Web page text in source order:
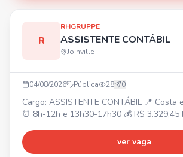
R
RHGRUPPE
ASSISTENTE CONTÁBIL
Joinville
04/08/2026 Pública 28 0
Cargo: ASSISTENTE CONTÁBIL 📍 Costa e Silva - Joinville
⏰ 8h-12h e 13h30-17h30 💰 R$ 3.329,45 Requisitos: •
Técnico em Contabilidade completo. •
contábil. • Conhecimento em rotinas e
ver vaga